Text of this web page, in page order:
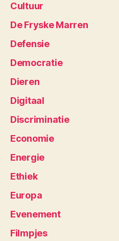
Cultuur
De Fryske Marren
Defensie
Democratie
Dieren
Digitaal
Discriminatie
Economie
Energie
Ethiek
Europa
Evenement
Filmpjes